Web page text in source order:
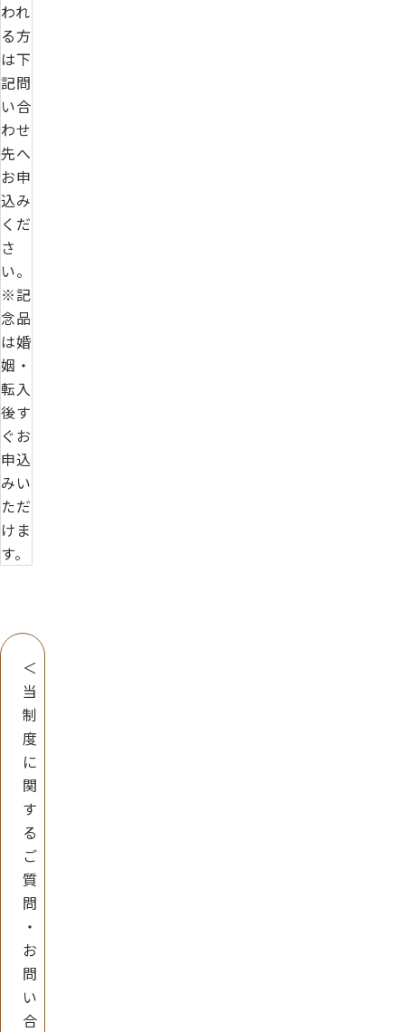
われ
る方
は下
記問
い合
わせ
先へ
お申
込み
くだ
さ
い。
※記
念品
は婚
姻・
転入
後す
ぐお
申込
みい
ただ
けま
す。
＜
当
制
度
に
関
す
る
ご
質
問
・
お
問
い
合